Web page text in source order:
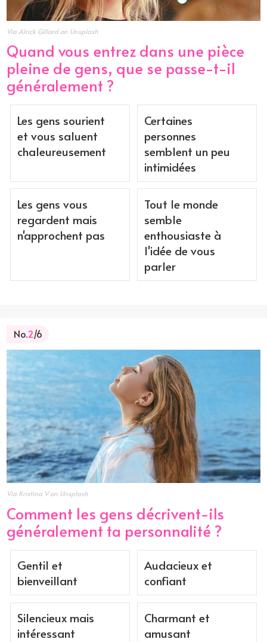
Via Alrick Gillard on Unsplash
Quand vous entrez dans une pièce
pleine de gens, que se passe-t-il
généralement ?
Les gens sourient
et vous saluent
chaleureusement
Certaines
personnes
semblent un peu
intimidées
Les gens vous
regardent mais
n'approchent pas
Tout le monde
semble
enthousiaste à
l'idée de vous
parler
No.2/6
Via Kristina V on Unsplash
Comment les gens décrivent-ils
généralement ta personnalité ?
Gentil et
bienveillant
Audacieux et
confiant
Silencieux mais
intéressant
Charmant et
amusant